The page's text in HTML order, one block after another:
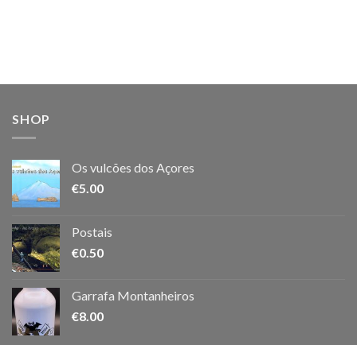
SHOP
Os vulcões dos Açores
€5.00
Postais
€0.50
Garrafa Montanheiros
€8.00